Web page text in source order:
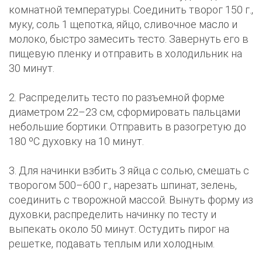
комнатной температуры. Соединить творог 150 г.,
муку, соль 1 щепотка, яйцо, сливочное масло и
молоко, быстро замесить тесто. Завернуть его в
пищевую пленку и отправить в холодильник на
30 минут.
2. Распределить тесто по разъемной форме
диаметром 22–23 см, сформировать пальцами
небольшие бортики. Отправить в разогретую до
180 ºC духовку на 10 минут.
3. Для начинки взбить 3 яйца с солью, смешать с
творогом 500–600 г., нарезать шпинат, зелень,
соединить с творожной массой. Вынуть форму из
духовки, распределить начинку по тесту и
выпекать около 50 минут. Остудить пирог на
решетке, подавать теплым или холодным.